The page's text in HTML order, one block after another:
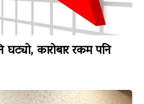
घट्यो, कारोबार रकम पनि